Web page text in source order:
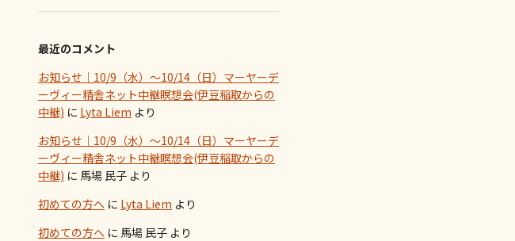
最近のコメント
お知らせ｜10/9（水）～10/14（日）マーヤーデ
ーヴィー精舎ネット中継瞑想会(伊豆稲取からの
中継) に Lyta Liem より
お知らせ｜10/9（水）～10/14（日）マーヤーデ
ーヴィー精舎ネット中継瞑想会(伊豆稲取からの
中継) に 馬場 民子 より
初めての方へ に Lyta Liem より
初めての方へ に 馬場 民子 より